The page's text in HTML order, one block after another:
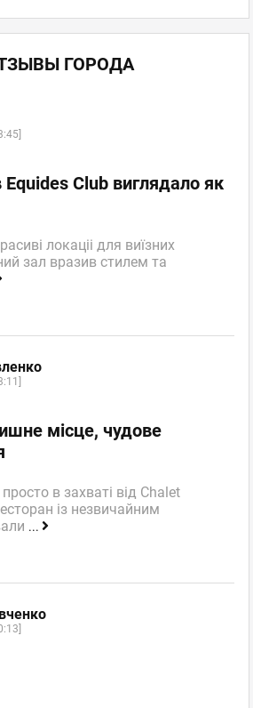
ГОРОДА
Club виглядало як
локаціі для виїзних
зал вразив стилем та
місце, чудове
в захваті від Chalet
із незвичайним
...